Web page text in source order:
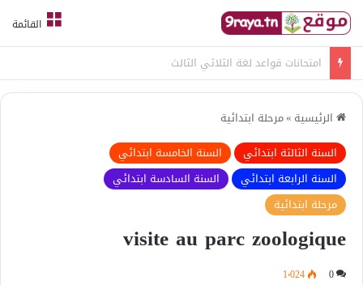
القائمة
امتحانات قواعد لغة الثلاثي الثالث
الرئيسية »مرحلة ابتدائية
السنة الثالثة ابتدائي
السنة الخامسة ابتدائي
السنة الرابعة ابتدائي
السنة السادسة ابتدائي
مرحلة ابتدائية
visite au parc zoologique
0 1٬024